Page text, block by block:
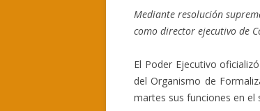
Mediante resolución
como director ejecutivo de
El Poder Ejecutivo
del Organismo de
martes sus funciones en el